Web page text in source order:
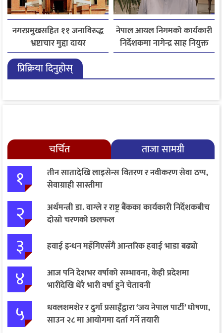
नगरप्रमुखसहित ११ जनाविरुद्ध
भ्रष्टाचार मुद्दा दायर
नेपाल आयल निगमको कार्यकारी
निर्देशकमा नागेन्द्र साह नियुक्त
प्रिक्रिया दिनुहोस्
चर्चित ताजा सामग्री
१
तीन सातादेखि लाइसेन्स वितरण र नवीकरण सेवा ठप्प,
सेवाग्राही सास्तीमा
२
अर्थमन्त्री डा. वाग्ले र राष्ट्र बैंकका कार्यकारी निर्देशकबीच
दोस्रो चरणको छलफल
३ हवाई इन्धन महँगिएसँगै आन्तरिक हवाई भाडा बढ्यो
४
आज पनि देशभर वर्षाको सम्भावना, केही प्रदेशमा
भारीदेखि धेरै भारी वर्षा हुने चेतावनी
५
धवलशमशेर र दुर्गा प्रसाईंद्वारा ‘जय नेपाल पार्टी’ घोषणा,
साउन २८ मा आयोगमा दर्ता गर्ने तयारी